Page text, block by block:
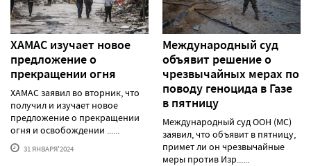
ХАМАС изучает новое
предложение о
прекращении огня
ХАМАС заявил во вторник, что
получил и изучает новое
предложение о прекращении
огня и освобождении ......
31 ЯНВАРЯ'2024
Международный суд
объявит решение о
чрезвычайных мерах по
поводу геноцида в Газе
в пятницу
Международный суд ООН (МС)
заявил, что объявит в пятницу,
примет ли он чрезвычайные
меры против Изр......